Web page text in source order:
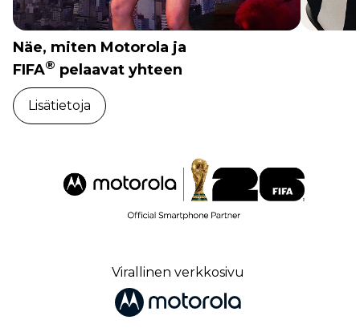
Lisätietoja
Näe, miten Motorola ja
FIFA® pelaavat yhteen
Virallinen verkkosivu